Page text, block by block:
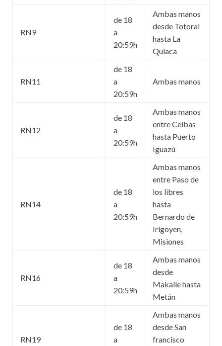
RN9
de 18
a
20:59h
Ambas manos
desde Totoral
hasta La
Quiaca
RN11
de 18
a
20:59h
Ambas manos
RN12
de 18
a
20:59h
Ambas manos
entre Ceibas
hasta Puerto
Iguazú
RN14
de 18
a
20:59h
Ambas manos
entre Paso de
los libres
hasta
Bernardo de
Irigoyen,
Misiones
RN16
de 18
a
20:59h
Ambas manos
desde
Makalle hasta
Metán
RN19
de 18
a
Ambas manos
desde San
francisco